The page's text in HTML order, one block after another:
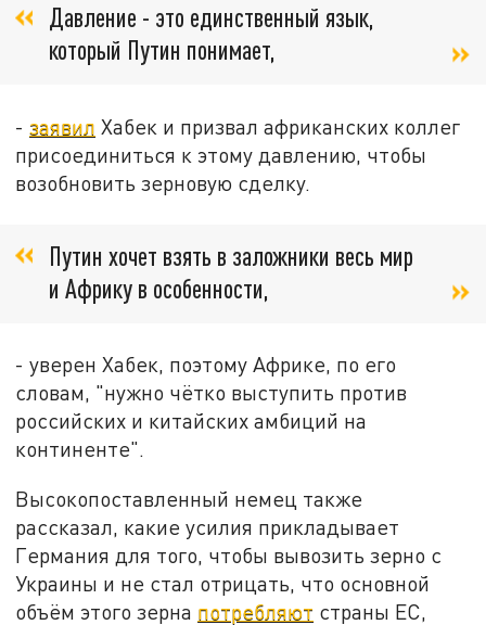
Давление - это единственный язык,
который Путин понимает,
-заявил Хабек и призвал африканских коллег
присоединиться к этому давлению, чтобы
возобновить зерновую сделку.
Путин хочет взять в заложники весь мир
и Африку в особенности,
- уверен Хабек, поэтому Африке, по его
словам, "нужно чётко выступить против
российских и китайских амбиций на
континенте".
Высокопоставленный немец также
рассказал, какие усилия прикладывает
Германия для того, чтобы вывозить зерно с
Украины и не стал отрицать, что основной
объём этого зерна потребляют страны ЕС,